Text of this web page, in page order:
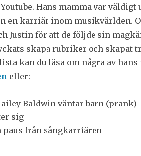
Hans mamma var
en karriär inom musikvärlden.
Justin för att de följde sin
skapa rubriker och skapat
kan du läsa om några av
eller:
Baldwin väntar barn (prank)
sig
paus från sångkarriären